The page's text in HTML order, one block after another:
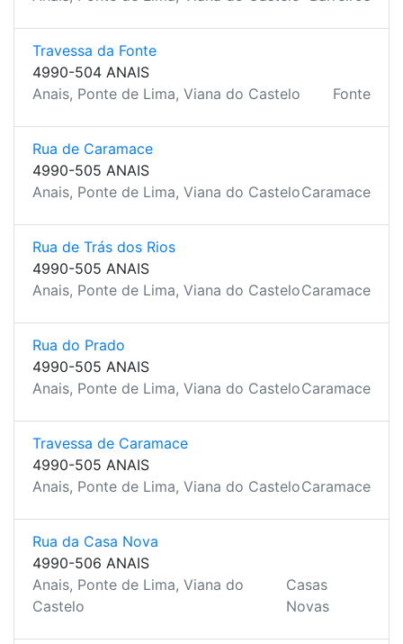
Travessa da Fonte
4990-504 ANAIS
Anais, Ponte de Lima, Viana do Castelo
Fonte
Rua de Caramace
4990-505 ANAIS
Anais, Ponte de Lima, Viana do CasteloCaramace
Rua de Trás dos Rios
4990-505 ANAIS
Anais, Ponte de Lima, Viana do CasteloCaramace
Rua do Prado
4990-505 ANAIS
Anais, Ponte de Lima, Viana do CasteloCaramace
Travessa de Caramace
4990-505 ANAIS
Anais, Ponte de Lima, Viana do CasteloCaramace
Rua da Casa Nova
4990-506 ANAIS
Anais, Ponte de Lima, Viana do
Castelo
Casas
Novas